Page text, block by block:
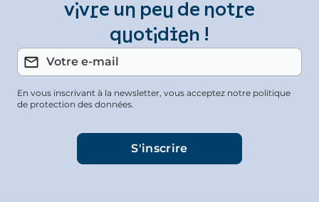
vivre un peu de notre
quotidien !
En vous inscrivant à la newsletter, vous acceptez notre politique
de protection des données.